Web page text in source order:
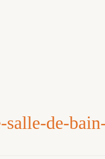
salle-de-